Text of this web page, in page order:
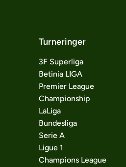
Turneringer
3F Superliga
Betinia LIGA
Premier League
Championship
LaLiga
Bundesliga
Serie A
Ligue 1
Champions League